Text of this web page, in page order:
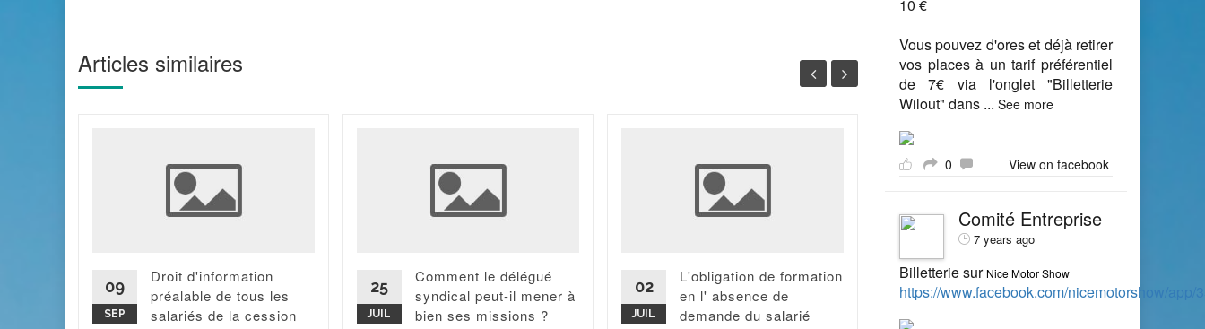
Articles similaires
09
SEP
Droit d'information
préalable de tous les
salariés de la cession
25
JUIL
Comment le délégué
syndical peut-il mener à
bien ses missions ?
02
JUIL
L'obligation de formation
en l' absence de
demande du salarié
21
CHSCT : c'est l'effectif
compte !
Tout salarié employé par
est au moins égal à 50
salariés doit relever d'un
10 €
Vous pouvez d'ores et déjà retirer
vos places à un tarif préférentiel
de 7€ via l'onglet "Billetterie
Wilout" dans ... See more
0 View on facebook
Comité Entreprise
7 years ago
Billetterie sur Nice Motor Show
https://www.facebook.com/nicemotorshow/app/